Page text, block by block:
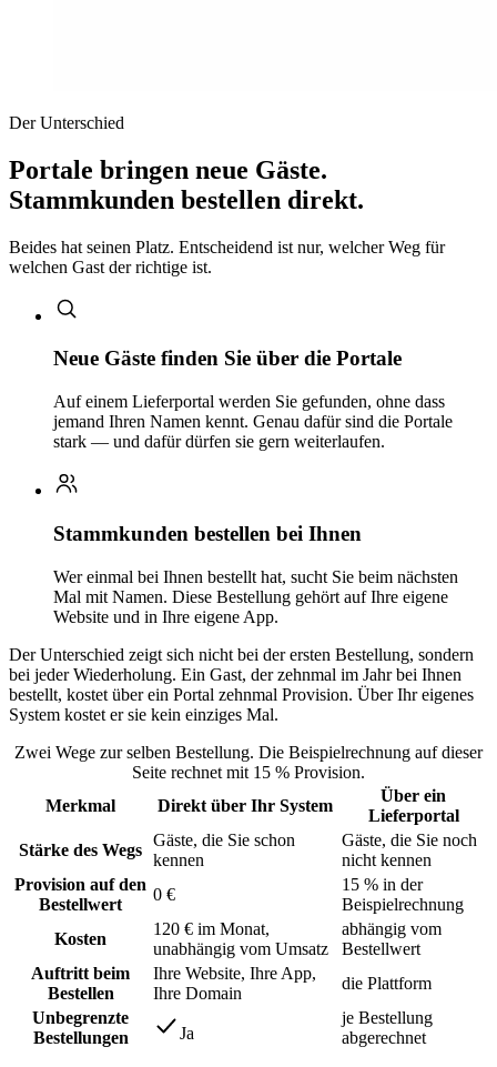
Der Unterschied
Portale bringen neue Gäste.
Stammkunden bestellen direkt.
Beides hat seinen Platz. Entscheidend ist nur, welcher Weg für
welchen Gast der richtige ist.
Neue Gäste finden Sie über die Portale
Auf einem Lieferportal werden Sie gefunden, ohne dass
jemand Ihren Namen kennt. Genau dafür sind die Portale
stark — und dafür dürfen sie gern weiterlaufen.
Stammkunden bestellen bei Ihnen
Wer einmal bei Ihnen bestellt hat, sucht Sie beim nächsten
Mal mit Namen. Diese Bestellung gehört auf Ihre eigene
Website und in Ihre eigene App.
Der Unterschied zeigt sich nicht bei der ersten Bestellung, sondern
bei jeder Wiederholung. Ein Gast, der zehnmal im Jahr bei Ihnen
bestellt, kostet über ein Portal zehnmal Provision. Über Ihr eigenes
System kostet er sie kein einziges Mal.
Zwei Wege zur selben Bestellung. Die Beispielrechnung auf dieser
Seite rechnet mit 15 % Provision.
Merkmal
Direkt über Ihr System
Über ein
Lieferportal
Stärke des Wegs
Gäste, die Sie schon
kennen
Gäste, die Sie noch
nicht kennen
Provision auf den
Bestellwert
0 €
15 % in der
Beispielrechnung
Kosten
120 € im Monat,
unabhängig vom Umsatz
abhängig vom
Bestellwert
Auftritt beim
Bestellen
Ihre Website, Ihre App,
Ihre Domain
die Plattform
Unbegrenzte
Bestellungen
Ja
je Bestellung
abgerechnet